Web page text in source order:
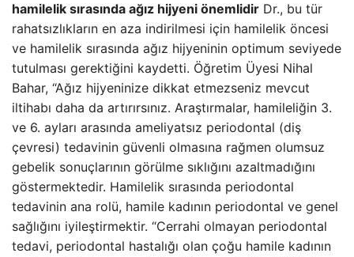
hamilelik sırasında ağız hijyeni önemlidir Dr., bu tür
rahatsızlıkların en aza indirilmesi için hamilelik öncesi
ve hamilelik sırasında ağız hijyeninin optimum seviyede
tutulması gerektiğini kaydetti. Öğretim Üyesi Nihal
Bahar, “Ağız hijyeninize dikkat etmezseniz mevcut
iltihabı daha da artırırsınız. Araştırmalar, hamileliğin 3.
ve 6. ayları arasında ameliyatsız periodontal (diş
çevresi) tedavinin güvenli olmasına rağmen olumsuz
gebelik sonuçlarının görülme sıklığını azaltmadığını
göstermektedir. Hamilelik sırasında periodontal
tedavinin ana rolü, hamile kadının periodontal ve genel
sağlığını iyileştirmektir. “Cerrahi olmayan periodontal
tedavi, periodontal hastalığı olan çoğu hamile kadının